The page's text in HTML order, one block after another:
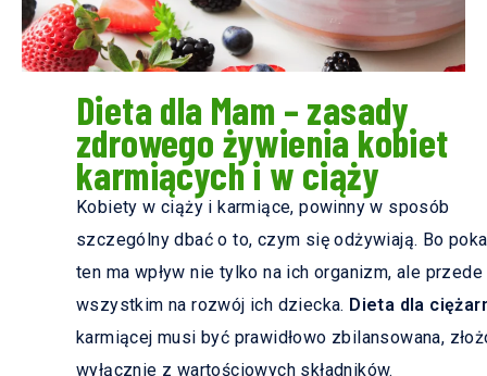
Dieta dla Mam – zasady
zdrowego żywienia kobiet
karmiących i w ciąży
Kobiety w ciąży i karmiące, powinny w sposób
szczególny dbać o to, czym się odżywiają. Bo
ten ma wpływ nie tylko na ich organizm, ale przede
wszystkim na rozwój ich dziecka. Dieta dla
karmiącej musi być prawidłowo zbilansowana,
wyłącznie z wartościowych składników.